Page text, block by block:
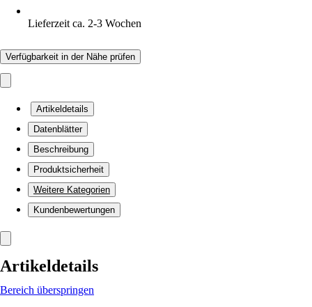
Lieferzeit ca. 2-3 Wochen
Verfügbarkeit in der Nähe prüfen
Artikeldetails
Datenblätter
Beschreibung
Produktsicherheit
Weitere Kategorien
Kundenbewertungen
Artikeldetails
Bereich überspringen